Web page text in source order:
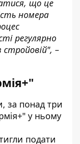
що це
номера
регулярно
–
за понад три
у ньому
подати